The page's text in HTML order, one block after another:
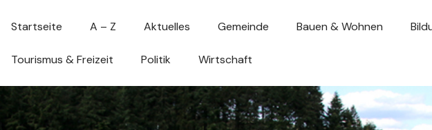
Startseite A – Z Aktuelles Gemeinde Bauen & Wohnen
Tourismus & Freizeit Politik Wirtschaft